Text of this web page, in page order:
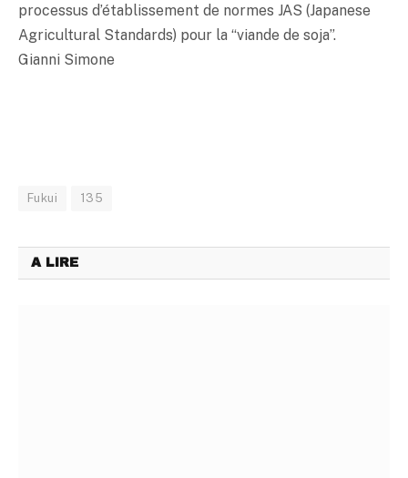
processus d’établissement de normes JAS (Japanese
Agricultural Standards) pour la “viande de soja”.
Gianni Simone
Fukui 135
A LIRE